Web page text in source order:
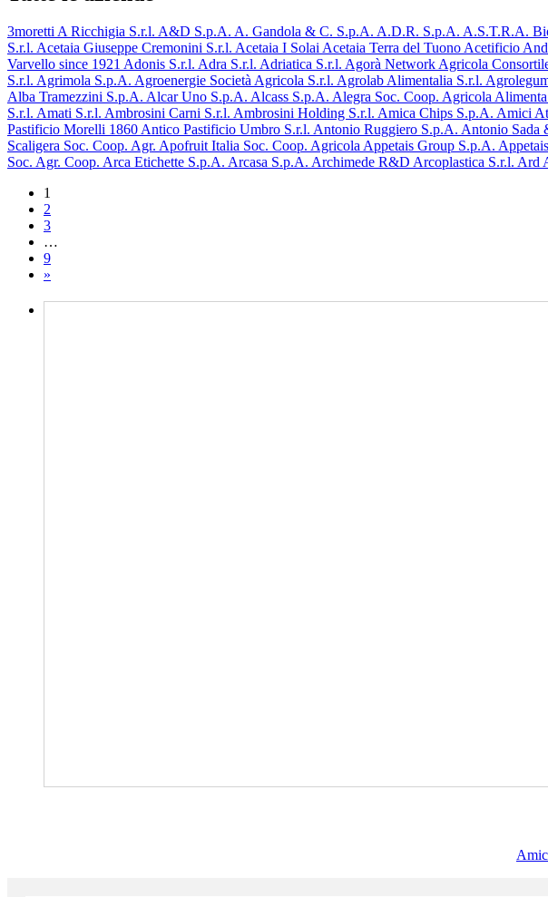
3morettiA Ricchigia S.r.l. A&D S.p.A. A. Gandola & C. S.p.A. A.D.R. S.p.A. A.S.T.R.A.
S.r.l. Acetaia Giuseppe Cremonini S.r.l. Acetaia I SolaiAcetaia Terra del TuonoAcetificio
Varvello since 1921 Adonis S.r.l. Adra S.r.l. Adriatica S.r.l. Agorà NetworkAgricola
S.r.l. Agrimola S.p.A. Agroenergie Società Agricola S.r.l. Agrolab Alimentalia S.r.l.
Alba Tramezzini S.p.A. Alcar Uno S.p.A. Alcass S.p.A. Alegra Soc. Coop. Agricola
S.r.l. Amati S.r.l. Ambrosini Carni S.r.l. Ambrosini Holding S.r.l. Amica Chips S.p.A. Amici
Pastificio Morelli 1860Antico Pastificio Umbro S.r.l. Antonio Ruggiero S.p.A. Antonio Sada
Scaligera Soc. Coop. Agr. Apofruit Italia Soc. Coop. AgricolaAppetais Group S.p.A.
Soc. Agr. Coop. Arca Etichette S.p.A. Arcasa S.p.A. Archimede R&D Arcoplastica S.r.l. Ard
1
2
3
…
9
»